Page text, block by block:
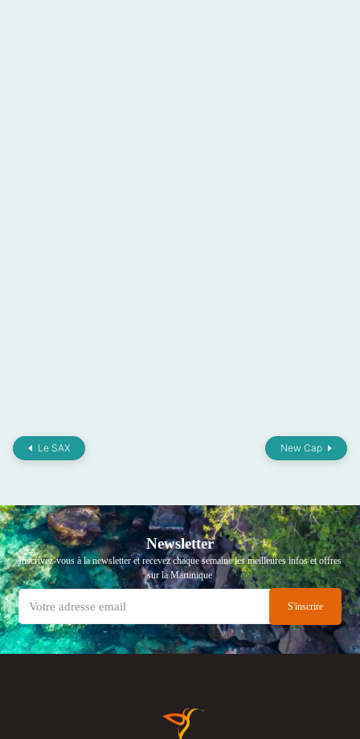
Le SAX New Cap
Newsletter
Inscrivez-vous à la newsletter et recevez chaque semaine les meilleures infos et offres
sur la Martinique